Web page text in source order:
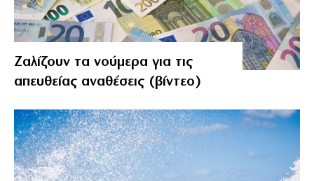
Ζαλίζουν τα νούμερα για τις
απευθείας αναθέσεις (βίντεο)